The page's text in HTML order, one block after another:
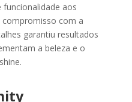
funcionalidade aos
compromisso com a
garantiu resultados
a beleza e o